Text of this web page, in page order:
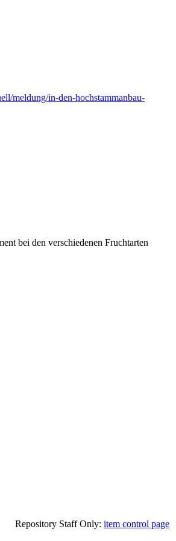
meldung/in-den-hochstammanbau-
bei den verschiedenen Fruchtarten
Repository Staff Only: item control page